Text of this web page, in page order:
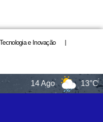
Tecnologia e Inovação
14 Ago 13°C